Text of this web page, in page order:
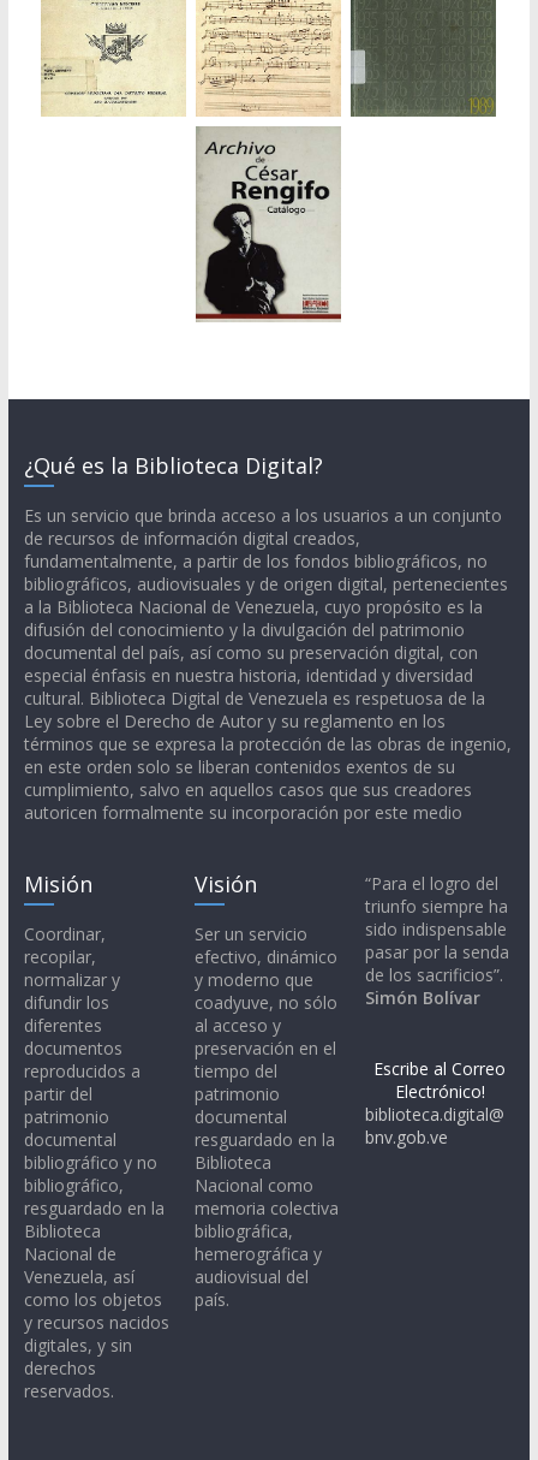
¿Qué es la Biblioteca Digital?
Es un servicio que brinda acceso a los usuarios a un conjunto
de recursos de información digital creados,
fundamentalmente, a partir de los fondos bibliográficos, no
bibliográficos, audiovisuales y de origen digital, pertenecientes
a la Biblioteca Nacional de Venezuela, cuyo propósito es la
difusión del conocimiento y la divulgación del patrimonio
documental del país, así como su preservación digital, con
especial énfasis en nuestra historia, identidad y diversidad
cultural. Biblioteca Digital de Venezuela es respetuosa de la
Ley sobre el Derecho de Autor y su reglamento en los
términos que se expresa la protección de las obras de ingenio,
en este orden solo se liberan contenidos exentos de su
cumplimiento, salvo en aquellos casos que sus creadores
autoricen formalmente su incorporación por este medio
Misión
Coordinar,
recopilar,
normalizar y
difundir los
diferentes
documentos
reproducidos a
partir del
patrimonio
documental
bibliográfico y no
bibliográfico,
resguardado en la
Biblioteca
Nacional de
Venezuela, así
como los objetos
y recursos nacidos
digitales, y sin
derechos
reservados.
Visión
Ser un servicio
efectivo, dinámico
y moderno que
coadyuve, no sólo
al acceso y
preservación en el
tiempo del
patrimonio
documental
resguardado en la
Biblioteca
Nacional como
memoria colectiva
bibliográfica,
hemerográfica y
audiovisual del
país.
“Para el logro del
triunfo siempre ha
sido indispensable
pasar por la senda
de los sacrificios”.
Simón Bolívar
Escribe al Correo
Electrónico!
biblioteca.digital@
bnv.gob.ve